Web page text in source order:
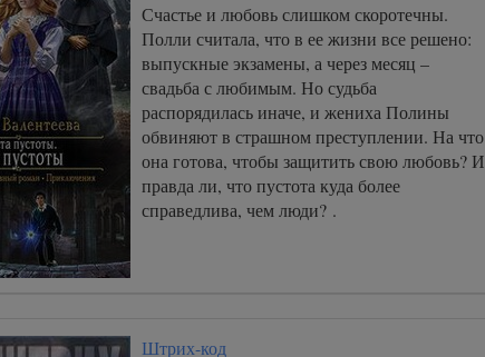
Счастье и любовь слишком скоротечны.
Полли считала, что в ее жизни все решено:
выпускные экзамены, а через месяц –
свадьба с любимым. Но судьба
распорядилась иначе, и жениха Полины
обвиняют в страшном преступлении. На что
она готова, чтобы защитить свою любовь? И
правда ли, что пустота куда более
справедлива, чем люди? .
Штрих-код